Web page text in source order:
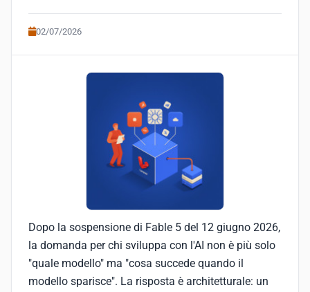
02/07/2026
Dopo la sospensione di Fable 5 del 12 giugno 2026,
la domanda per chi sviluppa con l'AI non è più solo
"quale modello" ma "cosa succede quando il
modello sparisce". La risposta è architetturale: un